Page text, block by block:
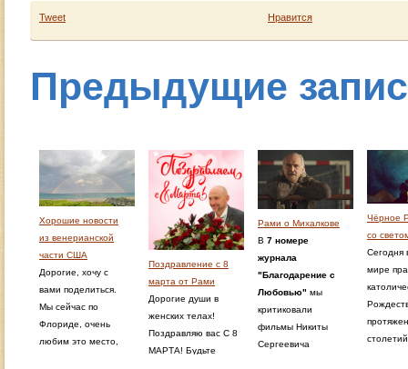
Tweet Нравится
Предыдущие
Хорошие новости
из венерианской
части США
Дорогие, хочу с
вами поделиться.
Мы сейчас по
Флориде, очень
любим это место,
Поздравление с 8
марта от Рами
Дорогие души в
женских телах!
Поздравляю вас С 8
МАРТА! Будьте
Рами о Михалкове
В 7 номере
журнала
"Благодарение с
Любовью" мы
критиковали
фильмы Никиты
Сергеевича
Чёрное
со
Сегодня
мире